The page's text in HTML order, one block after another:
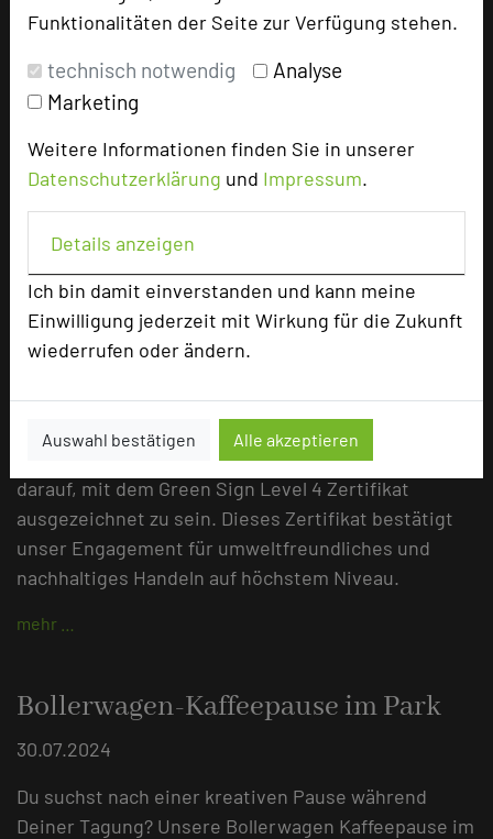
Funktionalitäten der Seite zur Verfügung stehen.
technisch notwendig
Analyse
Marketing
Weitere Informationen finden Sie in unserer
Datenschutzerklärung und Impressum.
Details anzeigen
Ich bin damit einverstanden und kann meine
Einwilligung jederzeit mit Wirkung für die Zukunft
wiederrufen oder ändern.
Auswahl bestätigen Alle akzeptieren
Ihr sucht den idealen Ort für eure Weihnachtsfeier?
Im Parkhotel Landau findet ihr genau das Richtige!
In unserer Brasserie Wein & Dein erwartet euch ein
festliches Weihnachtsessen – wahlweise à la carte
oder als exklusives Menü, perfekt für Gruppen bis zu
14 Personen.
Zertifizierte Nachhaltigkeit
21.08.2024
Nachhaltigkeit und Komfort müssen sich nicht
ausschließen – im Gegenteil! Im Parkhotel Landau
kannst Du beides perfekt verbinden. Wir sind stolz
darauf, mit dem Green Sign Level 4 Zertifikat
ausgezeichnet zu sein. Dieses Zertifikat bestätigt
unser Engagement für umweltfreundliches und
nachhaltiges Handeln auf höchstem Niveau.
mehr …
Bollerwagen-Kaffeepause im Park
30.07.2024
Du suchst nach einer kreativen Pause während
Deiner Tagung? Unsere Bollerwagen Kaffeepause im